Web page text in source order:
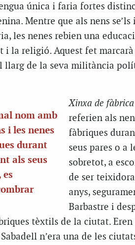
única i faria fortes
Mentre que als nens
les nenes rebien una
i la religió. Aquest fet
llarg de la seva militància
nom amb
i les nenes
durant
als seus
es
Xinxa de fàbrica
referien als
fàbriques
seus pares o a
sobretot, a
de ser
anys,
Barbastre i
tèxtils de la ciutat.
n’era una de les